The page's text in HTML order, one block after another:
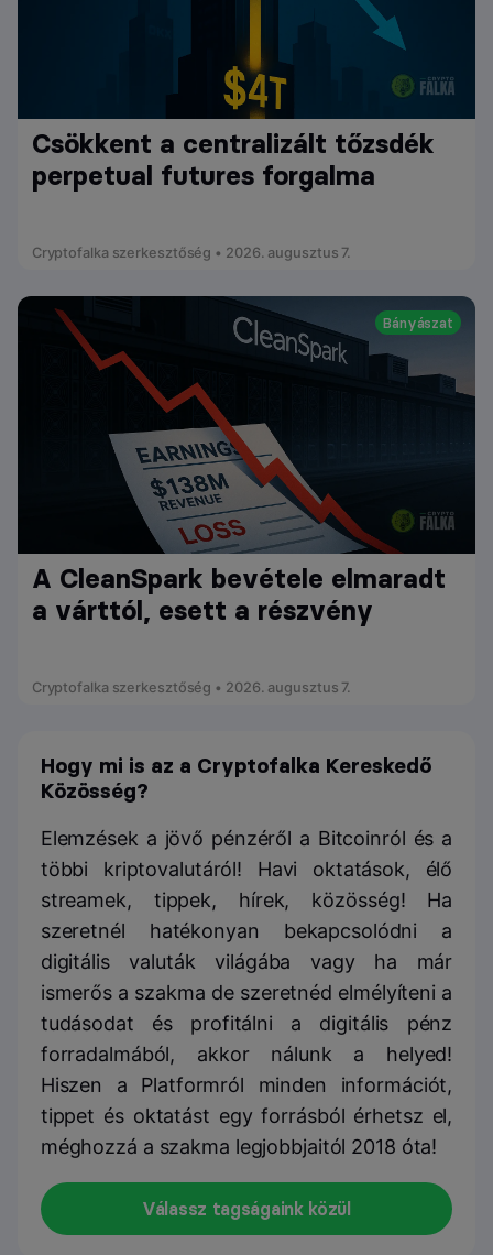
Csökkent a centralizált tőzsdék
perpetual futures forgalma
Cryptofalka szerkesztőség • 2026. augusztus 7.
Bányászat
A CleanSpark bevétele elmaradt
a várttól, esett a részvény
Cryptofalka szerkesztőség • 2026. augusztus 7.
Hogy mi is az a Cryptofalka Kereskedő
Közösség?
Elemzések a jövő pénzéről a Bitcoinról és a
többi kriptovalutáról! Havi oktatások, élő
streamek, tippek, hírek, közösség! Ha
szeretnél hatékonyan bekapcsolódni a
digitális valuták világába vagy ha már
ismerős a szakma de szeretnéd elmélyíteni a
tudásodat és profitálni a digitális pénz
forradalmából, akkor nálunk a helyed!
Hiszen a Platformról minden információt,
tippet és oktatást egy forrásból érhetsz el,
méghozzá a szakma legjobbjaitól 2018 óta!
Válassz tagságaink közül